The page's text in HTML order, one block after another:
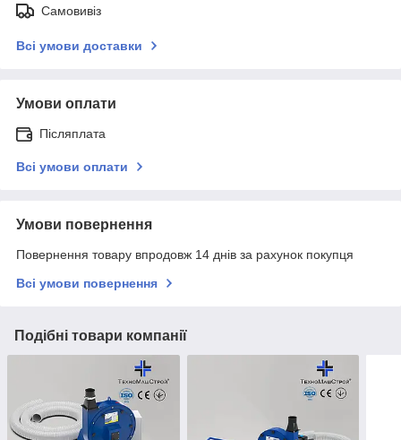
Самовивіз
Всі умови доставки
Умови оплати
Післяплата
Всі умови оплати
Умови повернення
Повернення товару впродовж 14 днів за рахунок покупця
Всі умови повернення
Подібні товари компанії